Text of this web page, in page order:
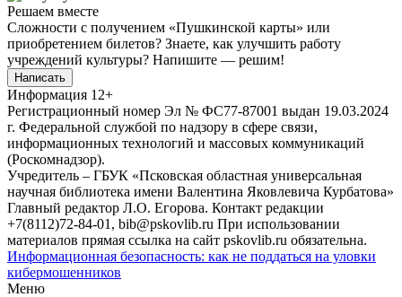
Решаем вместе
Сложности с получением «Пушкинской карты» или
приобретением билетов? Знаете, как улучшить работу
учреждений культуры? Напишите — решим!
Написать
Информация 12+
Регистрационный номер Эл № ФС77-87001 выдан 19.03.2024
г. Федеральной службой по надзору в сфере связи,
информационных технологий и массовых коммуникаций
(Роскомнадзор).
Учредитель – ГБУК «Псковская областная универсальная
научная библиотека имени Валентина Яковлевича Курбатова»
Главный редактор Л.О. Егорова. Контакт редакции
+7(8112)72-84-01, bib@pskovlib.ru При использовании
материалов прямая ссылка на сайт pskovlib.ru обязательна.
Информационная безопасность: как не поддаться на уловки
кибермошенников
Меню